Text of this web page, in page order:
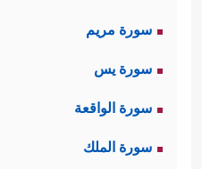
سورة مريم
سورة يس
سورة الواقعة
سورة الملك